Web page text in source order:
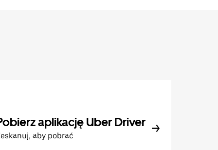
aplikację Uber Driver
aby pobrać